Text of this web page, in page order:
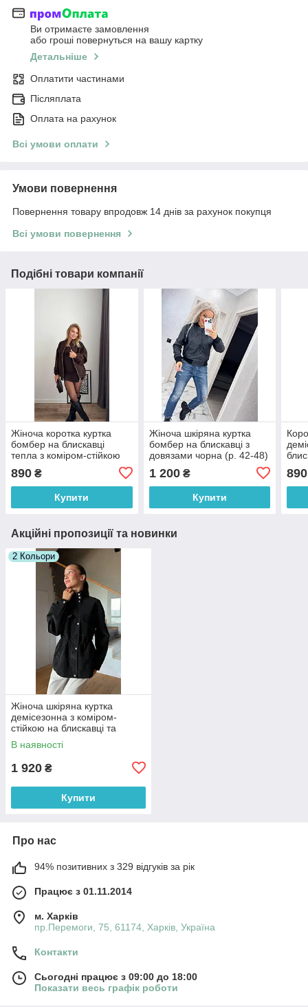
Ви отримаєте замовлення
або гроші повернуться на вашу картку
Детальніше
Оплатити частинами
Післяплата
Оплата на рахунок
Всі умови оплати
Умови повернення
Повернення товару впродовж 14 днів за рахунок покупця
Всі умови повернення
Подібні товари компанії
Жіноча коротка куртка
бомбер на блискавці
тепла з коміром-стійкою
890 ₴
Купити
Жіноча шкіряна куртка
бомбер на блискавці з
довязами чорна (р. 42-48)
1 200₴
Купити
890
Акційні пропозиції та новинки
2 Кольори
Жіноча шкіряна куртка
демісезонна з коміром-
стійкою на блискавці та
кнопках (р. 42-46) 33011311
В наявності
1 920 ₴
Купити
Про нас
94% позитивних з 329 відгуків за рік
Працює з 01.11.2014
м. Харків
пр.Перемоги, 75, 61174, Харків, Україна
Контакти
Сьогодні працює з 09:00 до 18:00
Показати весь графік роботи